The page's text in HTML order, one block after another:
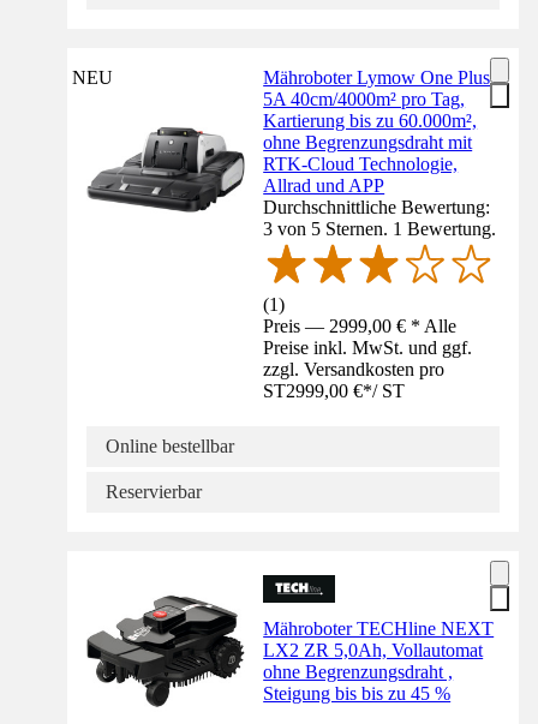
NEU
Mähroboter Lymow One Plus
5A 40cm/4000m² pro Tag,
Kartierung bis zu 60.000m²,
ohne Begrenzungsdraht mit
RTK-Cloud Technologie,
Allrad und APP
Durchschnittliche Bewertung:
3 von 5 Sternen. 1 Bewertung.
(1)
Preis — 2999,00 € * Alle
Preise inkl. MwSt. und ggf.
zzgl. Versandkosten pro
ST2999,00 €*/ ST
Online bestellbar
Reservierbar
Mähroboter TECHline NEXT
LX2 ZR 5,0Ah, Vollautomat
ohne Begrenzungsdraht ,
Steigung bis bis zu 45 %